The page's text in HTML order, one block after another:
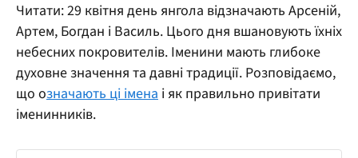
Читати: 29 квітня день янгола відзначають Арсеній,
Артем, Богдан і Василь. Цього дня вшановують їхніх
небесних покровителів. Іменини мають глибоке
духовне значення та давні традиції. Розповідаємо,
що означають ці імена і як правильно привітати
іменинників.